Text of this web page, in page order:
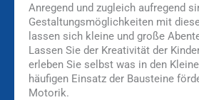
Anregend und zugleich aufregend
Gestaltungsmöglichkeiten mit
lassen sich kleine und große
Lassen Sie der Kreativität der
erleben Sie selbst was in den
häufigen Einsatz der Bausteine
Motorik.